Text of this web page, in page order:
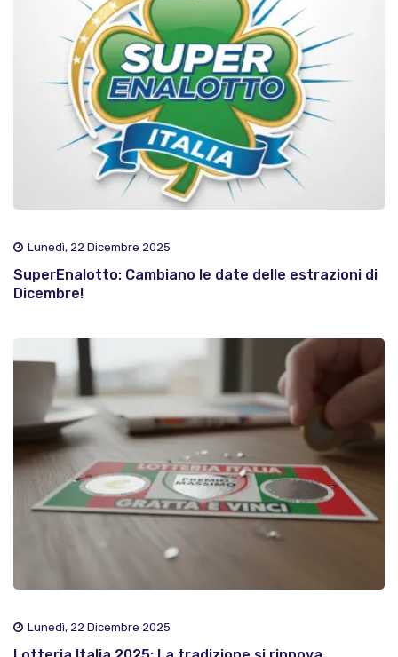
Lunedì, 22 Dicembre 2025
SuperEnalotto: Cambiano le date delle estrazioni di
Dicembre!
Lunedì, 22 Dicembre 2025